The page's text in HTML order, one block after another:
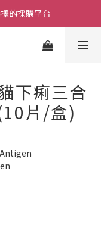
的採購平台
的採購平台
材一站採購
的採購平台
下痢三合
片/盒)